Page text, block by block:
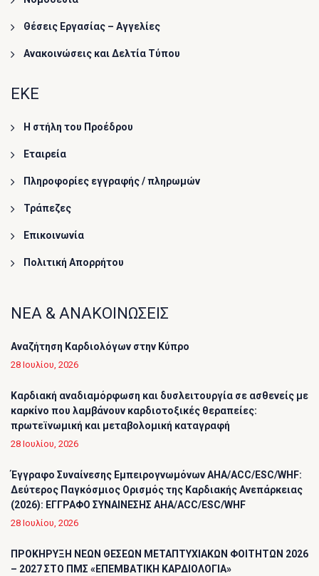
Θέσεις Εργασίας – Αγγελίες
Ανακοινώσεις και Δελτία Τύπου
ΕΚΕ
Η στήλη του Προέδρου
Εταιρεία
Πληροφορίες εγγραφής / πληρωμών
Τράπεζες
Επικοινωνία
Πολιτική Απορρήτου
ΝΕΑ & ΑΝΑΚΟΙΝΩΣΕΙΣ
Αναζήτηση Καρδιολόγων στην Κύπρο
28 Ιουλίου, 2026
Καρδιακή αναδιαμόρφωση και δυσλειτουργία σε ασθενείς με
καρκίνο που λαμβάνουν καρδιοτοξικές θεραπείες:
πρωτεϊνωμική και μεταβολομική καταγραφή
28 Ιουλίου, 2026
Έγγραφο Συναίνεσης Εμπειρογνωμόνων AHA/ACC/ESC/WHF:
Δεύτερος Παγκόσμιος Ορισμός της Καρδιακής Ανεπάρκειας
(2026): ΕΓΓΡΑΦΟ ΣΥΝΑΙΝΕΣΗΣ AHA/ACC/ESC/WHF
28 Ιουλίου, 2026
ΠΡΟΚΗΡΥΞΗ ΝΕΩΝ ΘΕΣΕΩΝ ΜΕΤΑΠΤΥΧΙΑΚΩΝ ΦΟΙΤΗΤΩΝ 2026
– 2027 ΣΤΟ ΠΜΣ «ΕΠΕΜΒΑΤΙΚΗ ΚΑΡΔΙΟΛΟΓΙΑ»